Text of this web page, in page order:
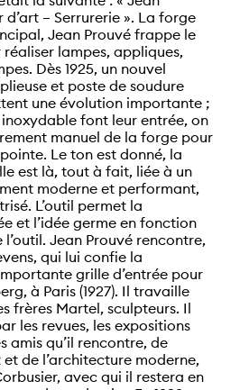
d’art – Serrurerie ». La forge
Jean Prouvé frappe le
lampes, appliques,
Dès 1925, un nouvel
et poste de soudure
une évolution importante ;
font leur entrée, on
manuel de la forge pour
Le ton est donné, la
est là, tout à fait, liée à un
moderne et performant,
L’outil permet la
et l’idée germe en fonction
Jean Prouvé rencontre,
qui lui confie la
grille d’entrée pour
à Paris (1927). Il travaille
frères Martel, sculpteurs. Il
les revues, les expositions
amis qu’il rencontre, de
et de l’architecture moderne,
avec qui il restera en